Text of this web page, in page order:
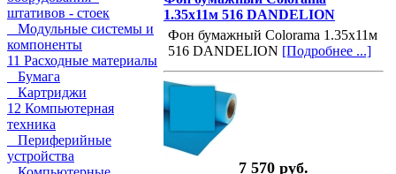
штативов - стоек
Модульные системы и
компоненты
11 Расходные материалы
Бумага
Картриджи
12 Компьютерная
техника
Периферийные
устройства
1.35х11м 516 DANDELION
Фон бумажный Colorama 1.35х11м
516 DANDELION [Подробнее ...]
7 570 руб.